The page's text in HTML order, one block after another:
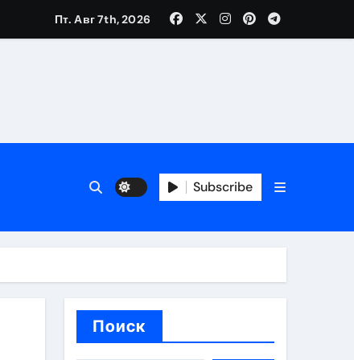
сделки
Пт. Авг 7th, 2026
Subscribe
Поиск